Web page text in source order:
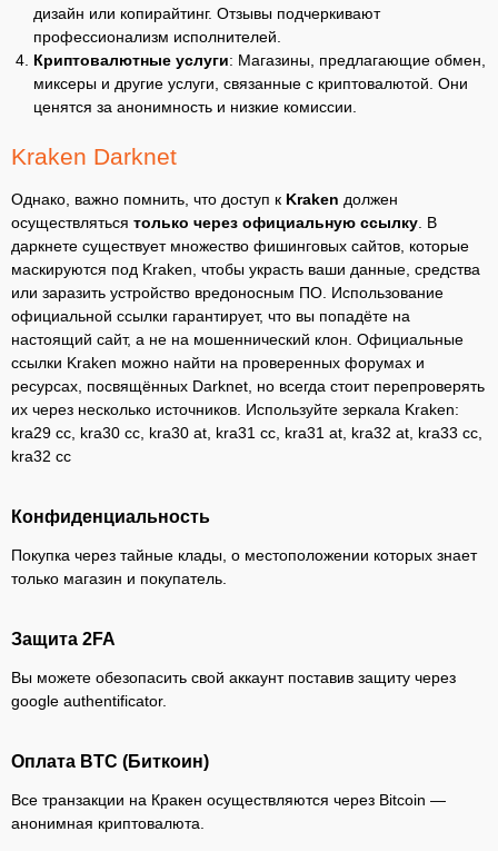
дизайн или копирайтинг. Отзывы подчеркивают
профессионализм исполнителей.
Криптовалютные услуги: Магазины, предлагающие обмен,
миксеры и другие услуги, связанные с криптовалютой. Они
ценятся за анонимность и низкие комиссии.
Kraken Darknet
Однако, важно помнить, что доступ к Kraken должен
осуществляться только через официальную ссылку . В
даркнете существует множество фишинговых сайтов, которые
маскируются под Kraken, чтобы украсть ваши данные, средства
или заразить устройство вредоносным ПО. Использование
официальной ссылки гарантирует, что вы попадёте на
настоящий сайт, а не на мошеннический клон. Официальные
ссылки Kraken можно найти на проверенных форумах и
ресурсах, посвящённых Darknet, но всегда стоит перепроверять
их через несколько источников. Используйте зеркала Kraken:
kra29 cc, kra30 cc, kra30 at, kra31 cc, kra31 at, kra32 at, kra33 cc,
kra32 cc
Конфиденциальность
Покупка через тайные клады, о местоположении которых знает
только магазин и покупатель.
Защита 2FA
Вы можете обезопасить свой аккаунт поставив защиту через
google authentificator.
Оплата BTC (Биткоин)
Все транзакции на Кракен осуществляются через Bitcoin —
анонимная криптовалюта.